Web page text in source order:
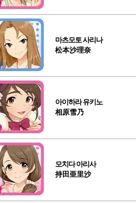
마츠모토사리나
松本沙理奈
아이하라유키노
相原雪乃
모치다아리사
持田亜里沙